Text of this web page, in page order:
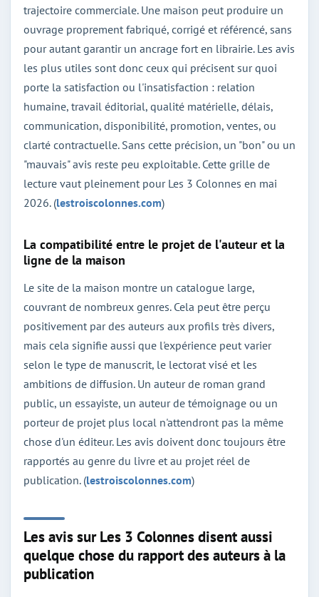
trajectoire commerciale. Une maison peut produire un
ouvrage proprement fabriqué, corrigé et référencé, sans
pour autant garantir un ancrage fort en librairie. Les avis
les plus utiles sont donc ceux qui précisent sur quoi
porte la satisfaction ou l'insatisfaction : relation
humaine, travail éditorial, qualité matérielle, délais,
communication, disponibilité, promotion, ventes, ou
clarté contractuelle. Sans cette précision, un "bon" ou un
"mauvais" avis reste peu exploitable. Cette grille de
lecture vaut pleinement pour Les 3 Colonnes en mai
2026. (lestroiscolonnes.com)
La compatibilité entre le projet de l'auteur et la
ligne de la maison
Le site de la maison montre un catalogue large,
couvrant de nombreux genres. Cela peut être perçu
positivement par des auteurs aux profils très divers,
mais cela signifie aussi que l'expérience peut varier
selon le type de manuscrit, le lectorat visé et les
ambitions de diffusion. Un auteur de roman grand
public, un essayiste, un auteur de témoignage ou un
porteur de projet plus local n'attendront pas la même
chose d'un éditeur. Les avis doivent donc toujours être
rapportés au genre du livre et au projet réel de
publication. (lestroiscolonnes.com)
Les avis sur Les 3 Colonnes disent aussi
quelque chose du rapport des auteurs à la
publication